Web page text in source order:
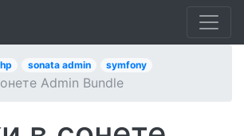
sonata admin symfony
Admin Bundle